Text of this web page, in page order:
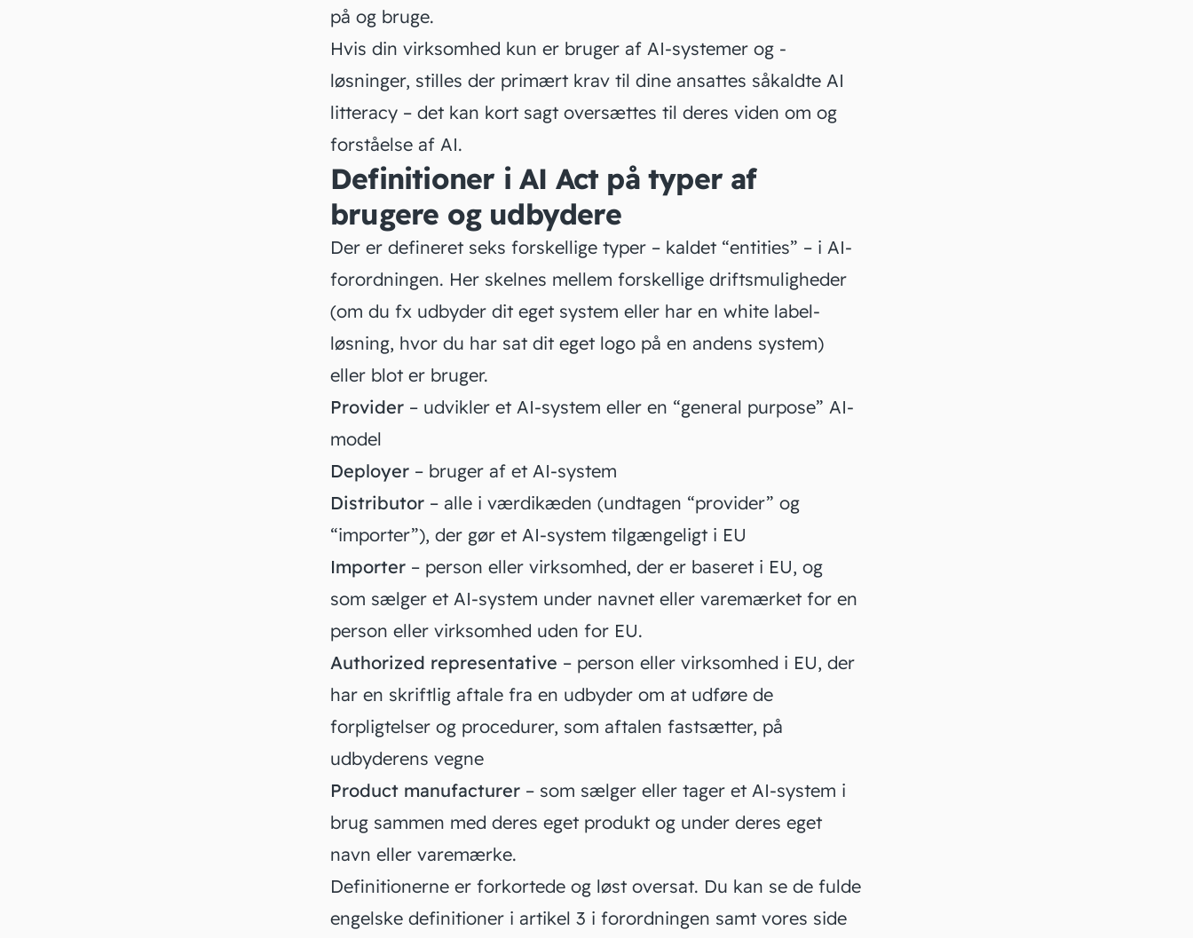
på og bruge.
Hvis din virksomhed kun er bruger af AI-systemer og -
løsninger, stilles der primært krav til dine ansattes såkaldte AI
litteracy – det kan kort sagt oversættes til deres viden om og
forståelse af AI.
Definitioner i AI Act på typer af
brugere og udbydere
Der er defineret seks forskellige typer – kaldet “entities” – i AI-
forordningen. Her skelnes mellem forskellige driftsmuligheder
(om du fx udbyder dit eget system eller har en white label-
løsning, hvor du har sat dit eget logo på en andens system)
eller blot er bruger.
Provider – udvikler et AI-system eller en “general purpose” AI-
model
Deployer – bruger af et AI-system
Distributor – alle i værdikæden (undtagen “provider” og
“importer”), der gør et AI-system tilgængeligt i EU
Importer – person eller virksomhed, der er baseret i EU, og
som sælger et AI-system under navnet eller varemærket for en
person eller virksomhed uden for EU.
Authorized representative – person eller virksomhed i EU, der
har en skriftlig aftale fra en udbyder om at udføre de
forpligtelser og procedurer, som aftalen fastsætter, på
udbyderens vegne
Product manufacturer – som sælger eller tager et AI-system i
brug sammen med deres eget produkt og under deres eget
navn eller varemærke.
Definitionerne er forkortede og løst oversat. Du kan se de fulde
engelske definitioner i artikel 3 i forordningen samt vores side